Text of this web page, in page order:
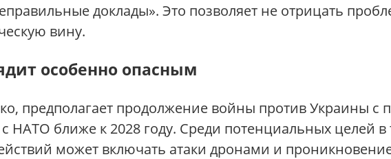
доклады». Это позволяет не отрицать
вину.
особенно опасным
предполагает продолжение войны против Украины с
НАТО ближе к 2028 году. Среди потенциальных целей в
может включать атаки дронами и